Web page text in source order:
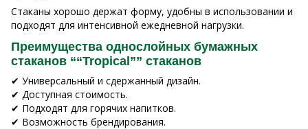
Стаканы хорошо держат форму, удобны в использовании и
подходят для интенсивной ежедневной нагрузки.
Преимущества однослойных бумажных
стаканов ““Tropical”” стаканов
✔ Универсальный и сдержанный дизайн.
✔ Доступная стоимость.
✔ Подходят для горячих напитков.
✔ Возможность брендирования.